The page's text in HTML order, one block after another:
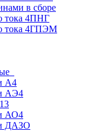
в сборе
тока 4ПНГ
тока 4ГПЭМ
А4
АЭ4
АО4
ДАЗО